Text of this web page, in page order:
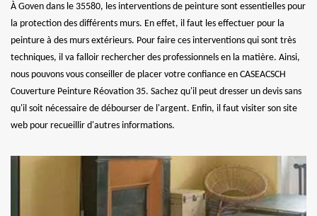
À Goven dans le 35580, les interventions de peinture sont essentielles pour
la protection des différents murs. En effet, il faut les effectuer pour la
peinture à des murs extérieurs. Pour faire ces interventions qui sont très
techniques, il va falloir rechercher des professionnels en la matière. Ainsi,
nous pouvons vous conseiller de placer votre confiance en CASEACSCH
Couverture Peinture Réovation 35. Sachez qu'il peut dresser un devis sans
qu'il soit nécessaire de débourser de l'argent. Enfin, il faut visiter son site
web pour recueillir d'autres informations.